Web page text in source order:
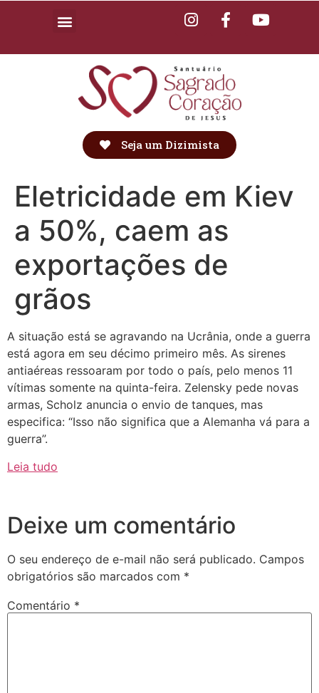
Seja um Dizimista
Eletricidade em Kiev
a 50%, caem as
exportações de
grãos
A situação está se agravando na Ucrânia, onde a guerra
está agora em seu décimo primeiro mês. As sirenes
antiaéreas ressoaram por todo o país, pelo menos 11
vítimas somente na quinta-feira. Zelensky pede novas
armas, Scholz anuncia o envio de tanques, mas
especifica: “Isso não significa que a Alemanha vá para a
guerra”.
Leia tudo
Deixe um comentário
O seu endereço de e-mail não será publicado. Campos
obrigatórios são marcados com *
Comentário *